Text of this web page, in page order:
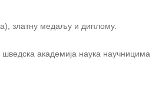
златну медаљу и диплому.
академија наука научницима